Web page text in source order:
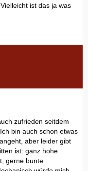
ist das ja was
zufrieden seitdem
bin auch schon etwas
aber leider gibt
ist: ganz hohe
gerne bunte